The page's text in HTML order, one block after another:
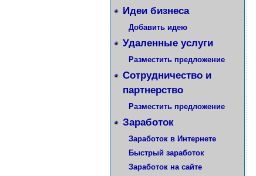
Идеи бизнеса
Добавить идею
Удаленные услуги
Разместить предложение
Сотрудничество и
партнерство
Разместить предложение
Заработок
Заработок в Интернете
Быстрый заработок
Заработок на сайте